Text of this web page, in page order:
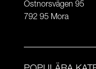
Östnorsvägen 95
792 95 Mora